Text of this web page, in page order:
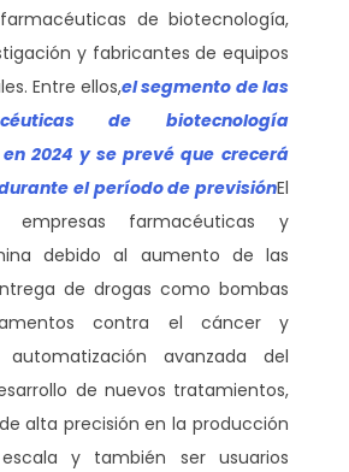
de biotecnología,
y fabricantes de equipos
Entre ellos,el segmento de las
de biotecnología
2024 y se prevé que crecerá
el período de previsiónEl
farmacéuticas y
debido al aumento de las
de drogas como bombas
contra el cáncer y
avanzada del
de nuevos tratamientos,
alta precisión en la producción
y también ser usuarios